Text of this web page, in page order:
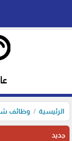
الرئيسية وظائف
جديد